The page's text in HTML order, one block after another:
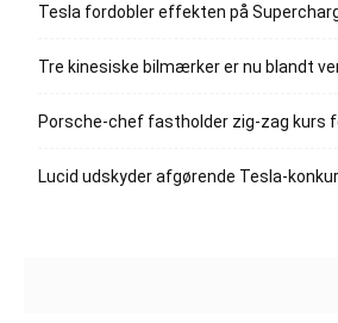
Tesla fordobler effekten på
Tre kinesiske bilmærker er nu blandt
Porsche-chef fastholder zig-zag kurs
Lucid udskyder afgørende Tesla-